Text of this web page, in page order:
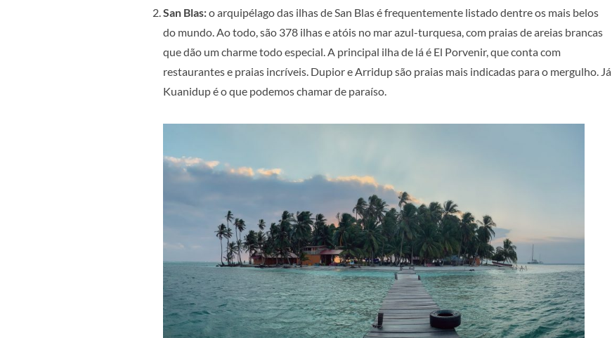
San Blas:o arquipélago das ilhas de San Blas é frequentemente listado dentre os mais belos
do mundo. Ao todo, são 378 ilhas e atóis no mar azul-turquesa, com praias de areias brancas
que dão um charme todo especial. A principal ilha de lá é El Porvenir, que conta com
restaurantes e praias incríveis. Dupior e Arridup são praias mais indicadas para o mergulho. Já
Kuanidup é o que podemos chamar de paraíso.